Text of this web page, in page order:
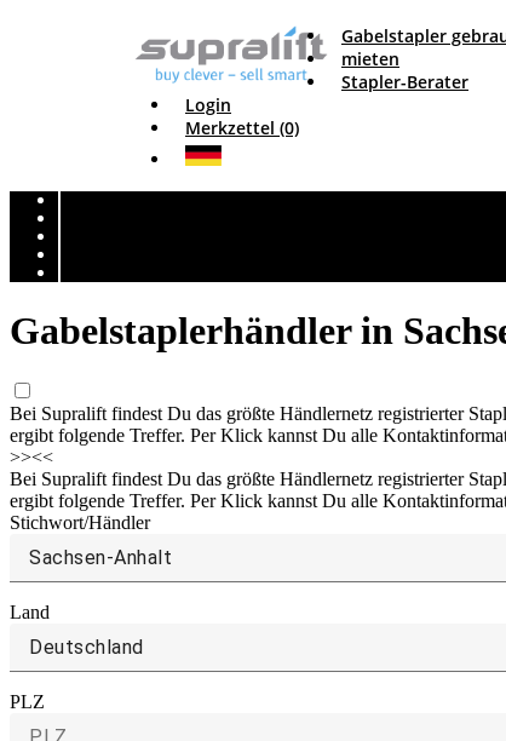
Gabelstapler
mieten
Stapler-Berater
Login
Merkzettel (0)
Gabelstaplerhändler in
Bei Supralift findest Du das größte Händlernetz registrierter
ergibt folgende Treffer. Per Klick kannst Du alle
>><<
Bei Supralift findest Du das größte Händlernetz registrierter
ergibt folgende Treffer. Per Klick kannst Du alle
Stichwort/Händler
Land
Deutschland
PLZ